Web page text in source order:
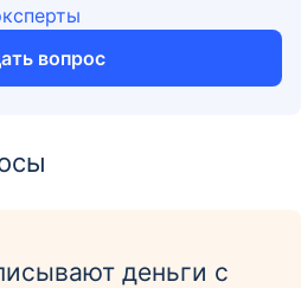
вопрос
деньги с